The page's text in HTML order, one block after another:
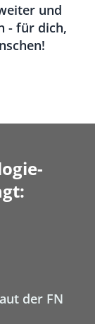
und
- für dich,
der FN